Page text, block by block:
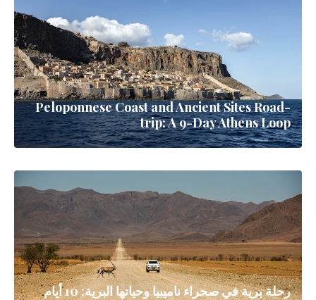
Peloponnese Coast and Ancient Sites Road-
trip: A 9-Day Athens Loop
رحلة برية في صحراء ناميبيا وحياتها البرية: 10 أيام